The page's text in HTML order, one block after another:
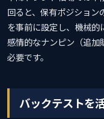
回ると、保有ポジション
を事前に設定し、機械的
感情的なナンピン（追
必要です。
バックテストを